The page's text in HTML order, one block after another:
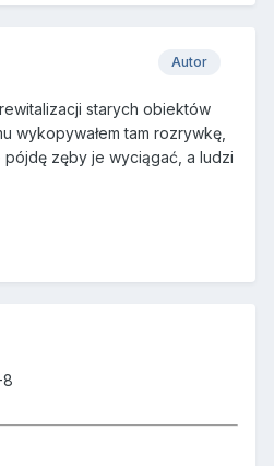
Autor
starych obiektów
wykopywałem tam rozrywkę,
zęby je wyciągać, a ludzi
8